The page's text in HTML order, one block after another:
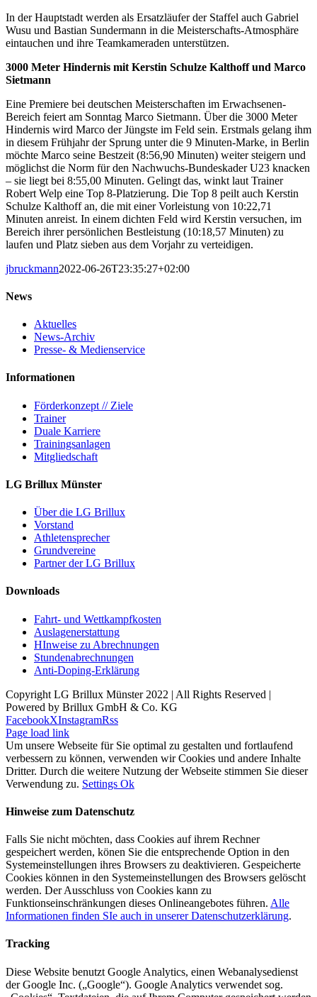
In der Hauptstadt werden als Ersatzläufer der Staffel auch Gabriel
Wusu und Bastian Sundermann in die Meisterschafts-Atmosphäre
eintauchen und ihre Teamkameraden unterstützen.
3000 Meter Hindernis mit Kerstin Schulze Kalthoff und Marco
Sietmann
Eine Premiere bei deutschen Meisterschaften im Erwachsenen-
Bereich feiert am Sonntag Marco Sietmann. Über die 3000 Meter
Hindernis wird Marco der Jüngste im Feld sein. Erstmals gelang ihm
in diesem Frühjahr der Sprung unter die 9 Minuten-Marke, in Berlin
möchte Marco seine Bestzeit (8:56,90 Minuten) weiter steigern und
möglichst die Norm für den Nachwuchs-Bundeskader U23 knacken
– sie liegt bei 8:55,00 Minuten. Gelingt das, winkt laut Trainer
Robert Welp eine Top 8-Platzierung. Die Top 8 peilt auch Kerstin
Schulze Kalthoff an, die mit einer Vorleistung von 10:22,71
Minuten anreist. In einem dichten Feld wird Kerstin versuchen, im
Bereich ihrer persönlichen Bestleistung (10:18,57 Minuten) zu
laufen und Platz sieben aus dem Vorjahr zu verteidigen.
jbruckmann2022-06-26T23:35:27+02:00
News
Aktuelles
News-Archiv
Presse- & Medienservice
Informationen
Förderkonzept // Ziele
Trainer
Duale Karriere
Trainingsanlagen
Mitgliedschaft
LG Brillux Münster
Über die LG Brillux
Vorstand
Athletensprecher
Grundvereine
Partner der LG Brillux
Downloads
Fahrt- und Wettkampfkosten
Auslagenerstattung
HInweise zu Abrechnungen
Stundenabrechnungen
Anti-Doping-Erklärung
Copyright LG Brillux Münster 2022 | All Rights Reserved |
Powered by Brillux GmbH & Co. KG
FacebookXInstagramRss
Page load link
Um unsere Webseite für Sie optimal zu gestalten und fortlaufend
verbessern zu können, verwenden wir Cookies und andere Inhalte
Dritter. Durch die weitere Nutzung der Webseite stimmen Sie dieser
Verwendung zu. Settings Ok
Hinweise zum Datenschutz
Falls Sie nicht möchten, dass Cookies auf ihrem Rechner
gespeichert werden, könen Sie die entsprechende Option in den
Systemeinstellungen ihres Browsers zu deaktivieren. Gespeicherte
Cookies können in den Systemeinstellungen des Browsers gelöscht
werden. Der Ausschluss von Cookies kann zu
Funktionseinschränkungen dieses Onlineangebotes führen. Alle
Informationen finden SIe auch in unserer Datenschutzerklärung.
Tracking
Diese Website benutzt Google Analytics, einen Webanalysedienst
der Google Inc. („Google“). Google Analytics verwendet sog.